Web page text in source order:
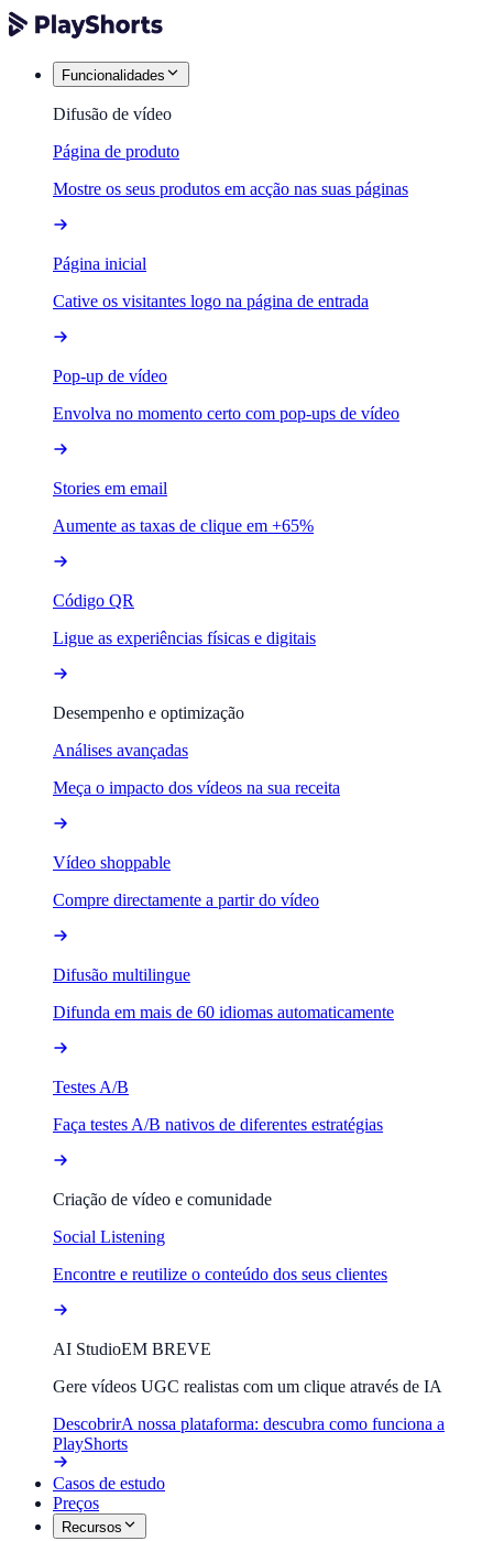
Funcionalidades
Difusão de vídeo
Página de produto
Mostre os seus produtos em acção nas suas páginas
Página inicial
Cative os visitantes logo na página de entrada
Pop-up de vídeo
Envolva no momento certo com pop-ups de vídeo
Stories em email
Aumente as taxas de clique em +65%
Código QR
Ligue as experiências físicas e digitais
Desempenho e optimização
Análises avançadas
Meça o impacto dos vídeos na sua receita
Vídeo shoppable
Compre directamente a partir do vídeo
Difusão multilingue
Difunda em mais de 60 idiomas automaticamente
Testes A/B
Faça testes A/B nativos de diferentes estratégias
Criação de vídeo e comunidade
Social Listening
Encontre e reutilize o conteúdo dos seus clientes
AI StudioEM BREVE
Gere vídeos UGC realistas com um clique através de IA
DescobrirA nossa plataforma: descubra como funciona a
PlayShorts
Casos de estudo
Preços
Recursos